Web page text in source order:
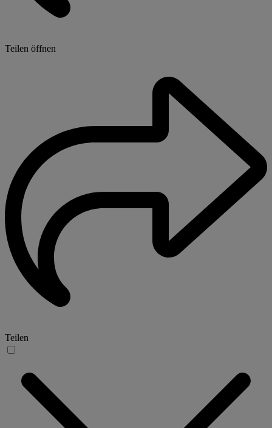
Teilen öffnen
Teilen